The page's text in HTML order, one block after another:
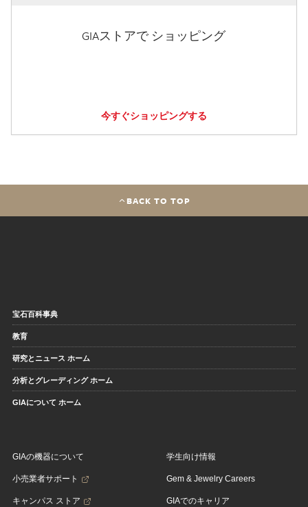
GIAストアで ショッピング
今すぐショッピングする
BACK TO TOP
宝石百科事典
教育
研究とニュース ホーム
分析とグレーディング ホーム
GIAについて ホーム
GIAの機器について
小売業者サポート
キャンパス ストア
学生向け情報
Gem & Jewelry Careers
GIAでのキャリア